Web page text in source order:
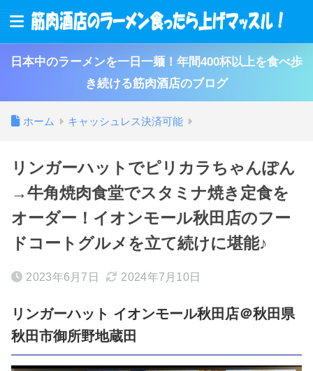
日本中のラーメンを一日一麺！年間400杯以上を食べ歩
き続ける筋肉酒店のブログ
ホーム キャッシュレス決済可能
リンガーハットでピリカラちゃんぽん
→牛角焼肉食堂でスタミナ焼き定食を
オーダー！イオンモール秋田店のフー
ドコートグルメを立て続けに堪能♪
2023年6月7日 2024年7月10日
リンガーハット イオンモール秋田店＠秋田県
秋田市御所野地蔵田